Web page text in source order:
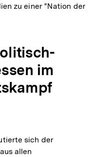
zu einer "Nation der
im
sich der
allen